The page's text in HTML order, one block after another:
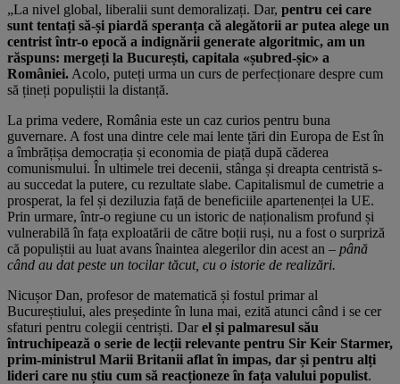
„La nivel global, liberalii sunt demoralizați. Dar, pentru cei care
sunt tentați să-și piardă speranța că alegătorii ar putea alege un
centrist într-o epocă a indignării generate algoritmic, am un
răspuns: mergeți la București, capitala «șubred-șic» a
României. Acolo, puteți urma un curs de perfecționare despre cum
să țineți populiștii la distanță.
La prima vedere, România este un caz curios pentru buna
guvernare. A fost una dintre cele mai lente țări din Europa de Est în
a îmbrățișa democrația și economia de piață după căderea
comunismului. În ultimele trei decenii, stânga și dreapta centristă s-
au succedat la putere, cu rezultate slabe. Capitalismul de cumetrie a
prosperat, la fel și deziluzia față de beneficiile apartenenței la UE.
Prin urmare, într-o regiune cu un istoric de naționalism profund și
vulnerabilă în fața exploatării de către boții ruși, nu a fost o surpriză
că populiștii au luat avans înaintea alegerilor din acest an – până
când au dat peste un tocilar tăcut, cu o istorie de realizări.
Nicușor Dan, profesor de matematică și fostul primar al
Bucureștiului, ales președinte în luna mai, ezită atunci când i se cer
sfaturi pentru colegii centriști. Darel și palmaresul său
întruchipează o serie de lecții relevante pentru Sir Keir Starmer,
prim-ministrul Marii Britanii aflat în impas, dar și pentru alți
lideri care nu știu cum să reacționeze în fața valului populist.